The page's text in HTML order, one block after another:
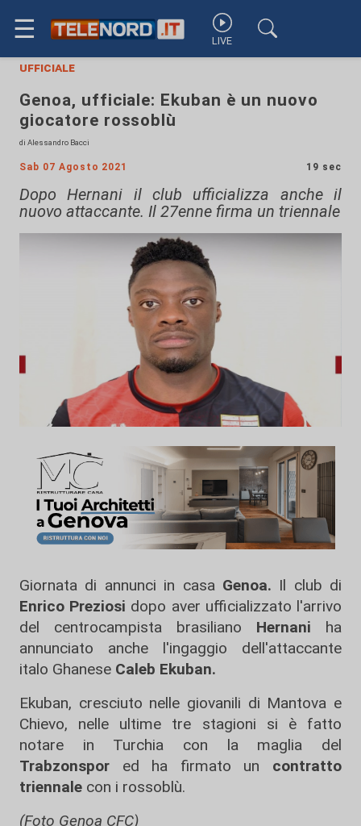
☰ LIVE
ufficiale
Genoa, ufficiale: Ekuban è un nuovo
giocatore rossoblù
di Alessandro Bacci
Sab 07 Agosto 2021 19 sec
Dopo Hernani il club ufficializza anche il
nuovo attaccante. Il 27enne firma un triennale
Giornata di annunci in casa Genoa. Il club di
Enrico Preziosi dopo aver ufficializzato l'arrivo
del centrocampista brasiliano Hernani ha
annunciato anche l'ingaggio dell'attaccante
italo Ghanese Caleb Ekuban.
Ekuban, cresciuto nelle giovanili di Mantova e
Chievo, nelle ultime tre stagioni si è fatto
notare in Turchia con la maglia del
Trabzonspor ed ha firmato un contratto
triennale con i rossoblù.
(Foto Genoa CFC)